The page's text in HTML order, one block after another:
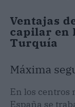
Ventajas
capilar en
Turquía
Máxima
En los centros
España se